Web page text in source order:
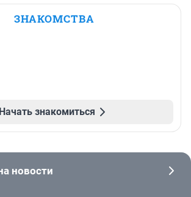
ЗНАКОМСТВА
Начать знакомиться